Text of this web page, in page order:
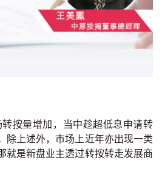
按量增加，当中趁超低息申请转
除上述外，市场上近年亦出现一类
就是新盘业主透过转按转走发展商